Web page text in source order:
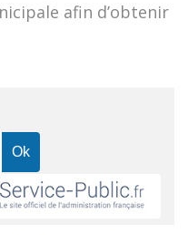
afin d’obtenir